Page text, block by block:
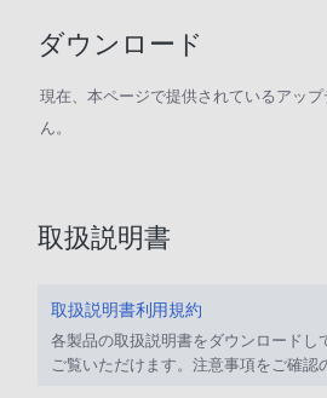
ダウンロード
現在、本ページで提供されているアッ
ん。
取扱説明書
取扱説明書利用規約
各製品の取扱説明書をダウンロードし
ご覧いただけます。注意事項をご確認